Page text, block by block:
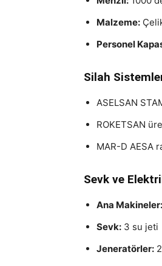
Malzeme:
Personel
Silah
ASELSAN
ROKETSAN
MAR-D AESA
Sevk ve
Ana Makineler:
Sevk: 3 su jeti
Jeneratörler: